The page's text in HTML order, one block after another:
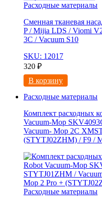
Расходные материалы
Сменная тканевая
P / Mijia LDS / Viomi
3C / Vacuum S10
SKU: 12017
320 ₽
В корзину
Расходные материалы
Комплект расходных
Vacuum-Mop
Vacuum- Mop 2C
(STYTJ02ZHM) / F9 /
Расходные материалы